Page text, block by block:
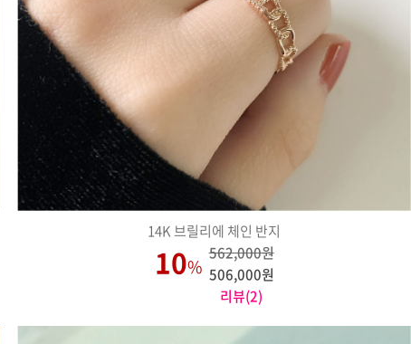
14K 브릴리에 체인 반지
10%
562,000원
506,000원
리뷰(2)